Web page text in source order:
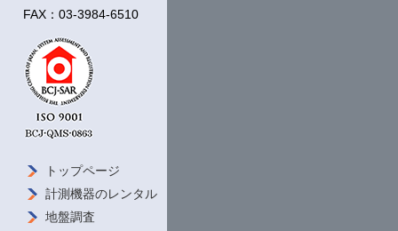
【年末年始休業日のお知らせ】
12月30日(土)～1月4日(木)まで年末年始休暇とさ
せていただきます。
1月5日(金)より通常営業となります。
休暇期間中にいただいたお問合せにつきまして
は、営業開始日以降に順次回答させていただき
FAX：03-3984-6510
トップページ
計測機器のレンタル
地盤調査